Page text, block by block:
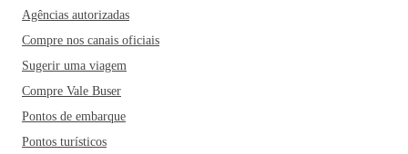
Agências autorizadas
Compre nos canais oficiais
Sugerir uma viagem
Compre Vale Buser
Pontos de embarque
Pontos turísticos